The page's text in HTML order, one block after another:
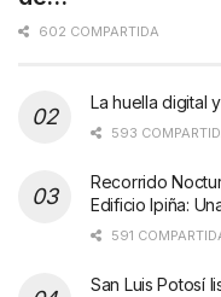
602 COMPARTIDA
La huella digital
593
Recorrido
Edificio Ipiña:
591
San Luis Potosí